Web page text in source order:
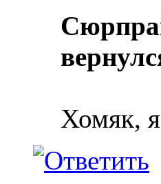
Хомяк,